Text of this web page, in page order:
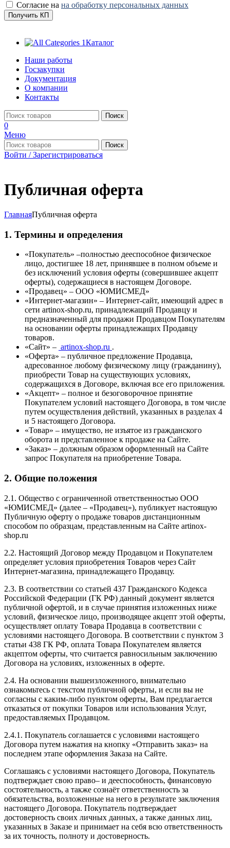
Согласие на на обработку персональных данных
Получить КП
Каталог
Наши работы
Госзакупки
Документация
О компании
Контакты
Поиск
0
Меню
Поиск
Войти / Зарегистрироваться
Публичная оферта
ГлавнаяПубличная оферта
1. Термины и определения
«Покупатель» –полностью дееспособное физическое
лицо, достигшее 18 лет, принявшее в полном объеме и
без исключений условия оферты (совершившее акцепт
оферты), содержащиеся в настоящем Договоре.
«Продавец» – ООО «ЮМИСМЕД»
«Интернет-магазин» – Интернет-сайт, имеющий адрес в
сети artinox-shop.ru, принадлежащий Продавцу и
предназначенный для продажи Продавцом Покупателям
на основании оферты принадлежащих Продавцу
товаров.
«Сайт» – artinox-shop.ru .
«Оферта» – публичное предложение Продавца,
адресованное любому физическому лицу (гражданину),
приобрести Товар на существующих условиях,
содержащихся в Договоре, включая все его приложения.
«Акцепт» – полное и безоговорочное принятие
Покупателем условий настоящего Договора, в том числе
путем осуществления действий, указанных в разделах 4
и 5 настоящего Договора.
«Товар» – имущество, не изъятое из гражданского
оборота и представленное к продаже на Сайте.
«Заказ» – должным образом оформленный на Сайте
запрос Покупателя на приобретение Товара.
2. Общие положения
2.1. Общество с ограниченной ответственностью ООО
«ЮМИСМЕД» (далее – «Продавец»), публикует настоящую
Публичную оферту о продаже товаров дистанционным
способом по образцам, представленным на Сайте artinox-
shop.ru
2.2. Настоящий Договор между Продавцом и Покупателем
определяет условия приобретения Товаров через Сайт
Интернет-магазина, принадлежащего Продавцу.
2.3. В соответствии со статьей 437 Гражданского Кодекса
Российской Федерации (ГК РФ) данный документ является
публичной офертой, и в случае принятия изложенных ниже
условий, физическое лицо, производящее акцепт этой оферты,
осуществляет оплату Товара Продавца в соответствии с
условиями настоящего Договора. В соответствии с пунктом 3
статьи 438 ГК РФ, оплата Товара Покупателем является
акцептом оферты, что считается равносильным заключению
Договора на условиях, изложенных в оферте.
2.4. На основании вышеизложенного, внимательно
ознакомьтесь с текстом публичной оферты, и если вы не
согласны с каким-либо пунктом оферты, Вам предлагается
отказаться от покупки Товаров или использования Услуг,
предоставляемых Продавцом.
2.4.1. Покупатель соглашается с условиями настоящего
Договора путем нажатия на кнопку «Отправить заказ» на
последнем этапе оформления Заказа на Сайте.
Соглашаясь с условиями настоящего Договора, Покупатель
подтверждает свою право– и дееспособность, финансовую
состоятельность, а также сознаёт ответственность за
обязательства, возложенные на него в результате заключения
настоящего Договора. Покупатель подтверждает
достоверность своих личных данных, а также данных лиц,
указанных в Заказе и принимает на себя всю ответственность
за их точность, полноту и достоверность.